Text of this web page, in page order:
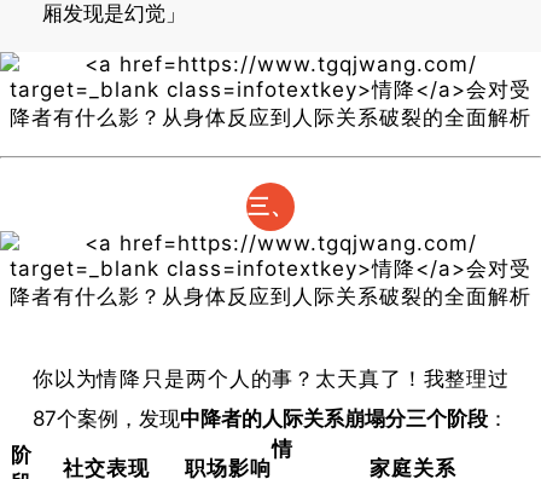
厢发现是幻觉」
三、
人际
关系
图情
你以为情降 只是两个人的事？太天真了！我整理过
87个案例，发现​​中降者的人际关系崩塌分三个阶段​​：
阶
社交表现 职场影响 家庭关系